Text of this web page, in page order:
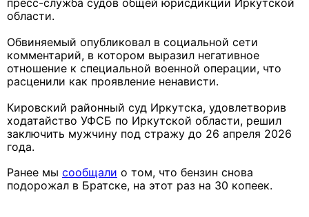
пресс-служба судов общей юрисдикции Иркутской
области.
Обвиняемый опубликовал в социальной сети
комментарий, в котором выразил негативное
отношение к специальной военной операции, что
расценили как проявление ненависти.
Кировский районный суд Иркутска, удовлетворив
ходатайство УФСБ по Иркутской области, решил
заключить мужчину под стражу до 26 апреля 2026
года.
Ранее мы сообщали о том, что бензин снова
подорожал в Братске, на этот раз на 30 копеек.